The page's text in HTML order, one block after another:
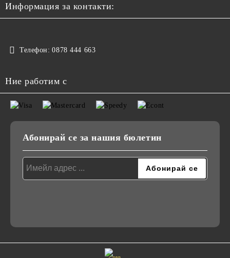
Информация за контакти:
Телефон: 0878 444 663
Ние работим с
Абонирай се за нашия бюлетин